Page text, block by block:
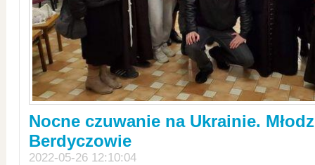
Nocne czuwanie na Ukrainie.
Berdyczowie
2022-05-26 12:10:04